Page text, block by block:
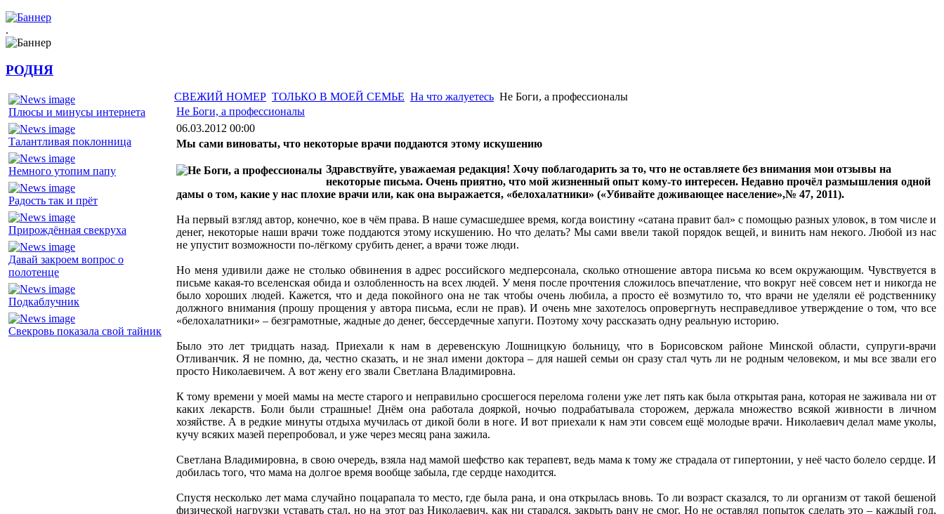
.
РОДНЯ
Плюсы и минусы интернета
Талантливая поклонница
Немного утопим папу
Радость так и прёт
Прирождённая свекруха
Давай закроем вопрос о
полотенце
Подкаблучник
Свекровь показала свой тайник
СВЕЖИЙ НОМЕР ТОЛЬКО В МОЕЙ СЕМЬЕ На что жалуетесь Не Боги, а профессионалы
Не Боги, а профессионалы
06.03.2012 00:00
Мы сами виноваты, что некоторые врачи поддаются этому искушению
Здравствуйте, уважаемая редакция! Хочу поблагодарить за то, что не оставляете без внимания мои отзывы на
некоторые письма. Очень приятно, что мой жизненный опыт кому-то интересен. Недавно прочёл размышления одной
дамы о том, какие у нас плохие врачи или, как она выражается, «белохалатники» («Убивайте доживающее население»,№ 47, 2011).
На первый взгляд автор, конечно, кое в чём права. В наше сумасшедшее время, когда воистину «сатана правит бал» с помощью разных уловок, в том числе и
денег, некоторые наши врачи тоже поддаются этому искушению. Но что делать? Мы сами ввели такой порядок вещей, и винить нам некого. Любой из нас
не упустит возможности по-лёгкому срубить денег, а врачи тоже люди.
Но меня удивили даже не столько обвинения в адрес российского медперсонала, сколько отношение автора письма ко всем окружающим. Чувствуется в
письме какая-то вселенская обида и озлобленность на всех людей. У меня после прочтения сложилось впечатление, что вокруг неё совсем нет и никогда не
было хороших людей. Кажется, что и деда покойного она не так чтобы очень любила, а просто её возмутило то, что врачи не уделяли её родственнику
должного внимания (прошу прощения у автора письма, если не прав). И очень мне захотелось опровергнуть несправедливое утверждение о том, что все
«белохалатники» – безграмотные, жадные до денег, бессердечные хапуги. Поэтому хочу рассказать одну реальную историю.
Было это лет тридцать назад. Приехали к нам в деревенскую Лошницкую больницу, что в Борисовском районе Минской области, супруги-врачи
Отливанчик. Я не помню, да, честно сказать, и не знал имени доктора – для нашей семьи он сразу стал чуть ли не родным человеком, и мы все звали его
просто Николаевичем. А вот жену его звали Светлана Владимировна.
К тому времени у моей мамы на месте старого и неправильно сросшегося перелома голени уже лет пять как была открытая рана, которая не заживала ни от
каких лекарств. Боли были страшные! Днём она работала дояркой, ночью подрабатывала сторожем, держала множество всякой живности в личном
хозяйстве. А в редкие минуты отдыха мучилась от дикой боли в ноге. И вот приехали к нам эти совсем ещё молодые врачи. Николаевич делал маме уколы,
кучу всяких мазей перепробовал, и уже через месяц рана зажила.
Светлана Владимировна, в свою очередь, взяла над мамой шефство как терапевт, ведь мама к тому же страдала от гипертонии, у неё часто болело сердце. И
добилась того, что мама на долгое время вообще забыла, где сердце находится.
Спустя несколько лет мама случайно поцарапала то место, где была рана, и она открылась вновь. То ли возраст сказался, то ли организм от такой бешеной
физической нагрузки уставать стал, но на этот раз Николаевич, как ни старался, закрыть рану не смог. Но не оставлял попыток сделать это – каждый год,